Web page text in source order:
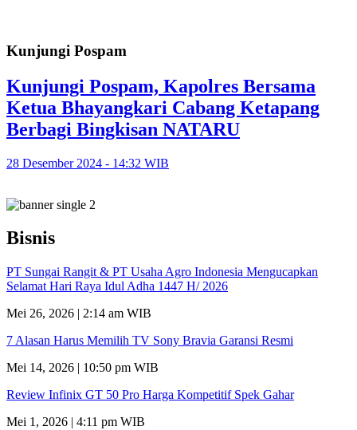
Kunjungi Pospam
Kunjungi Pospam, Kapolres Bersama
Ketua Bhayangkari Cabang Ketapang
Berbagi Bingkisan NATARU
28 Desember 2024 - 14:32 WIB
Bisnis
PT Sungai Rangit & PT Usaha Agro Indonesia Mengucapkan
Selamat Hari Raya Idul Adha 1447 H/ 2026
Mei 26, 2026 | 2:14 am WIB
7 Alasan Harus Memilih TV Sony Bravia Garansi Resmi
Mei 14, 2026 | 10:50 pm WIB
Review Infinix GT 50 Pro Harga Kompetitif Spek Gahar
Mei 1, 2026 | 4:11 pm WIB